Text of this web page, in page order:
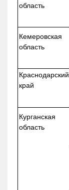
область
Кемеровская
область
Краснодарский
край
Курганская
область